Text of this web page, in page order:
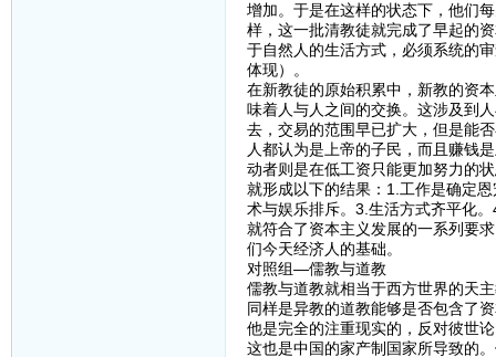
增加。于是在这样的状态下，他们
样，这一批清教徒就完成了早起的
于自然人的生活方式，必须系统的
体现）。
在新教徒的原始积累中，新教的资
味着人与人之间的交换。这涉及到
去，交易的范围早已扩大，但是能
人都认为是上帝的子民，而且赚钱
动者则是在低工资只能更加努力的
就形成以下的结果：1.工作是确定
术与娱乐排斥。3.生活方式齐平化
就符合了资本主义发展的一系列要
们今天经济人的基础。
对照组—儒教与道教
儒教与道教就相当于西方世界的天
同样是异教的道教能够是否包含了
他是完全的注重现实的，反对彼世
这也是中国的家产制国家所导致的